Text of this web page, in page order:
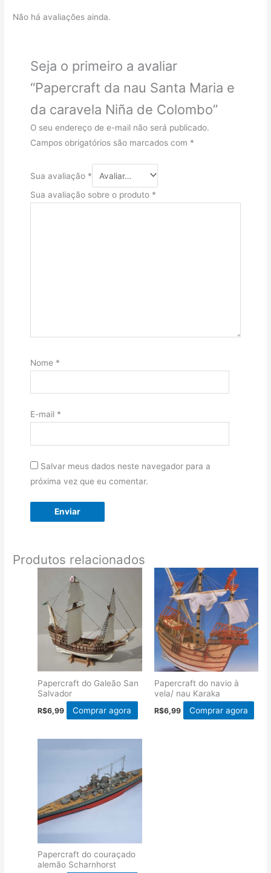
Não há avaliações ainda.
Seja o primeiro a avaliar
“Papercraft da nau Santa Maria e
da caravela Niña de Colombo”
O seu endereço de e-mail não será publicado.
Campos obrigatórios são marcados com *
Sua avaliação *
Sua avaliação sobre o produto *
Nome *
E-mail *
Salvar meus dados neste navegador para a
próxima vez que eu comentar.
Produtos relacionados
Papercraft do Galeão San
Salvador
R$6,99 Comprar agora
Papercraft do navio à
vela/ nau Karaka
R$6,99 Comprar agora
Papercraft do couraçado
alemão Scharnhorst